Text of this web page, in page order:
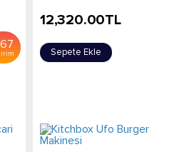
67
12,320.00TL
Sepete Ekle